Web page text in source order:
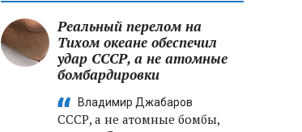
Второй энергоблок БелАЭС
вновь вышел на номинальную
мощность после диагностики
оборудования
Реальный перелом на
Тихом океане обеспечил
удар СССР, а не атомные
бомбардировки
Владимир Джабаров
СССР, а не атомные бомбы,